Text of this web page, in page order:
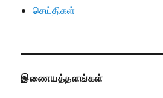
செய்திகள்
இணையத்தளங்கள்